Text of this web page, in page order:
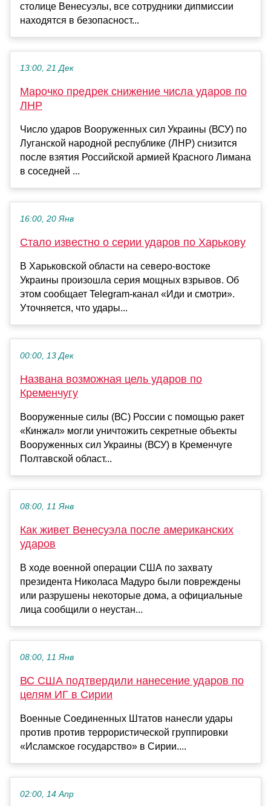
столице Венесуэлы, все сотрудники дипмиссии
находятся в безопасност...
13:00, 21 Дек
Марочко предрек снижение числа ударов по
ЛНР
Число ударов Вооруженных сил Украины (ВСУ) по
Луганской народной республике (ЛНР) снизится
после взятия Российской армией Красного Лимана
в соседней ...
16:00, 20 Янв
Стало известно о серии ударов по Харькову
В Харьковской области на северо-востоке
Украины произошла серия мощных взрывов. Об
этом сообщает Telegram-канал «Иди и смотри».
Уточняется, что удары...
00:00, 13 Дек
Названа возможная цель ударов по
Кременчугу
Вооруженные силы (ВС) России с помощью ракет
«Кинжал» могли уничтожить секретные объекты
Вооруженных сил Украины (ВСУ) в Кременчуге
Полтавской област...
08:00, 11 Янв
Как живет Венесуэла после американских
ударов
В ходе военной операции США по захвату
президента Николаса Мадуро были повреждены
или разрушены некоторые дома, а официальные
лица сообщили о неустан...
08:00, 11 Янв
ВС США подтвердили нанесение ударов по
целям ИГ в Сирии
Военные Соединенных Штатов нанесли удары
против против террористической группировки
«Исламское государство» в Сирии....
02:00, 14 Апр